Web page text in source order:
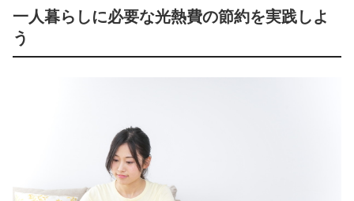
一人暮らしに必要な光熱費の節約を実践しよ
う